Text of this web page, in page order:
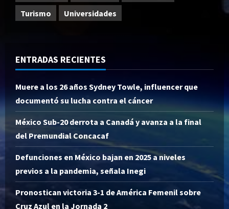
Turismo
Universidades
ENTRADAS RECIENTES
Muere a los 26 años Sydney Towle, influencer que
documentó su lucha contra el cáncer
México Sub-20 derrota a Canadá y avanza a la final
del Premundial Concacaf
Defunciones en México bajan en 2025 a niveles
previos a la pandemia, señala Inegi
Pronostican victoria 3-1 de América Femenil sobre
Cruz Azul en la Jornada 2